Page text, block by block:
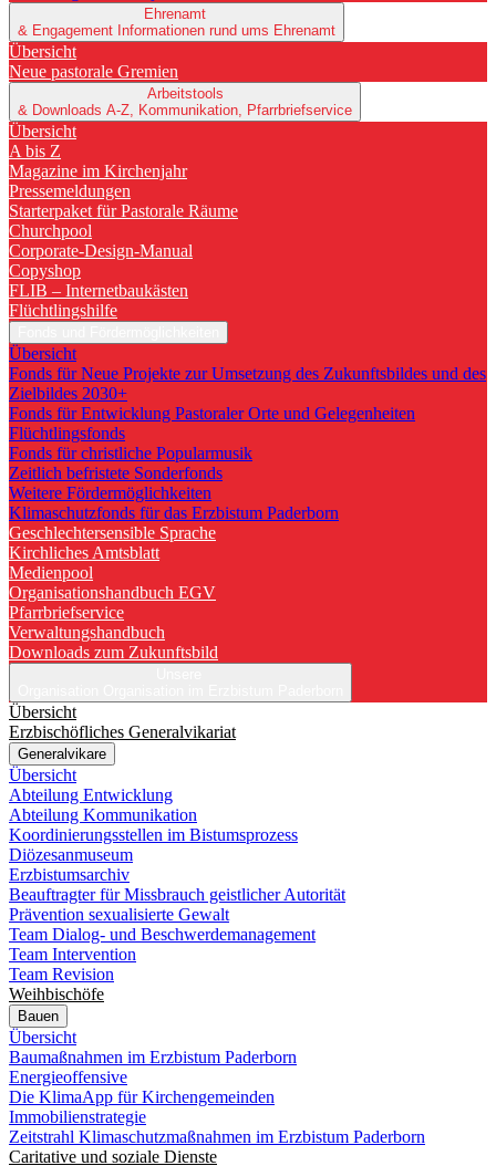
Ehrenamt
& Engagement Informationen rund ums Ehrenamt
Übersicht
Neue pastorale Gremien
Arbeitstools
& Downloads A-Z, Kommunikation, Pfarrbriefservice
Übersicht
A bis Z
Magazine im Kirchenjahr
Pressemeldungen
Starterpaket für Pastorale Räume
Churchpool
Corporate-Design-Manual
Copyshop
FLIB – Internetbaukästen
Flüchtlingshilfe
Übersicht
Fonds für Neue Projekte zur Umsetzung des Zukunftsbildes und des
Zielbildes 2030+
Fonds für Entwicklung Pastoraler Orte und Gelegenheiten
Flüchtlingsfonds
Fonds für christliche Popularmusik
Zeitlich befristete Sonderfonds
Weitere Fördermöglichkeiten
Klimaschutzfonds für das Erzbistum Paderborn
Geschlechtersensible Sprache
Kirchliches Amtsblatt
Medienpool
Organisationshandbuch EGV
Pfarrbriefservice
Verwaltungshandbuch
Downloads zum Zukunftsbild
Übersicht
Erzbischöfliches Generalvikariat
Generalvikare
Übersicht
Abteilung Entwicklung
Abteilung Kommunikation
Koordinierungsstellen im Bistumsprozess
Diözesanmuseum
Erzbistumsarchiv
Beauftragter für Missbrauch geistlicher Autorität
Prävention sexualisierte Gewalt
Team Dialog- und Beschwerdemanagement
Team Intervention
Team Revision
Weihbischöfe
Bauen
Übersicht
Baumaßnahmen im Erzbistum Paderborn
Energieoffensive
Die KlimaApp für Kirchengemeinden
Immobilienstrategie
Zeitstrahl Klimaschutzmaßnahmen im Erzbistum Paderborn
Caritative und soziale Dienste